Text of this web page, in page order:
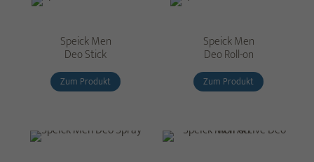
Speick Men
Deo Stick
Zum Produkt
Speick Men
Deo Roll-on
Zum Produkt